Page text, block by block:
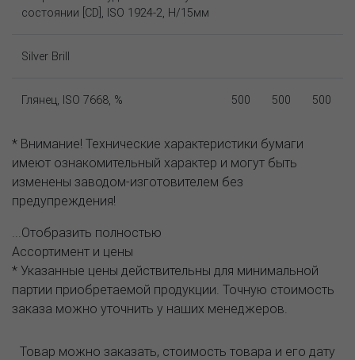
состоянии [CD], ISO 1924-2, Н/15мм
Silver Brill
Глянец, ISO 7668, % 500 500 500
* Внимание! Технические характеристики бумаги
имеют ознакомительный характер и могут быть
изменены заводом-изготовителем без
предупреждения!
...Отобразить полностью
Ассортимент и цены
* Указанные цены действительны для минимальной
партии приобретаемой продукции. Точную стоимость
заказа можно уточнить у наших менеджеров.
Товар можно заказать, стоимость товара и его дату